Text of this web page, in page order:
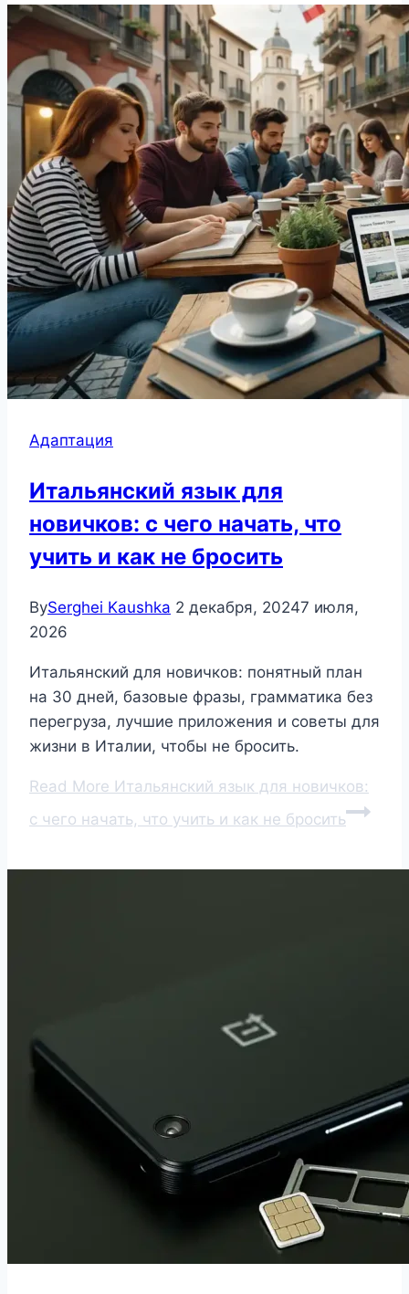
Адаптация
Итальянский язык для
новичков: с чего начать, что
учить и как не бросить
BySerghei Kaushka 2 декабря, 20247 июля,
2026
Итальянский для новичков: понятный план
на 30 дней, базовые фразы, грамматика без
перегруза, лучшие приложения и советы для
жизни в Италии, чтобы не бросить.
Read More Итальянский язык для новичков:
с чего начать, что учить и как не бросить